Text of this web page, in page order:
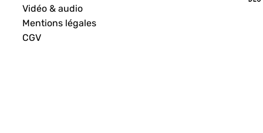
Vidéo & audio
Mentions légales
CGV